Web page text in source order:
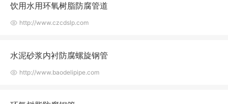
饮用水用环氧树脂防腐管道
http://www.czcdslp.com
水泥砂浆内衬防腐螺旋钢管
http://www.baodelipipe.com